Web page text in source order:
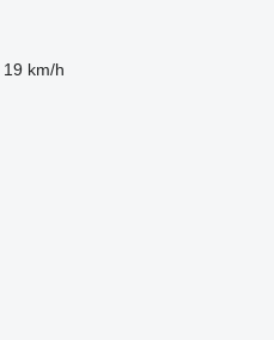
19 km/h